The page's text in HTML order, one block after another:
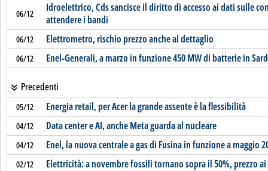
06/12
Idroelettrico, Cds sancisce il diritto di accesso ai dati sulle
attendere i bandi
06/12 Elettrometro, rischio prezzo anche al dettaglio
06/12 Enel-Generali, a marzo in funzione 450 MW di batterie in
Precedenti
05/12 Energia retail, per Acer la grande assente è la flessibilità
04/12 Data center e AI, anche Meta guarda al nucleare
04/12 Enel, la nuova centrale a gas di Fusina in funzione a maggio
02/12 Elettricità: a novembre fossili tornano sopra il 50%, prezzo